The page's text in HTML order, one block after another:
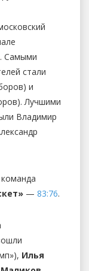
. Самыми
стали
и
Лучшими
Владимир
— 83:76.
Илья